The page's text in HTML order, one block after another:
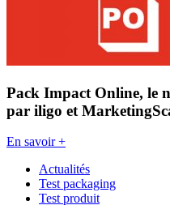
Pack Impact Online, le
par iligo et
En savoir +
Actualités
Test packaging
Test produit